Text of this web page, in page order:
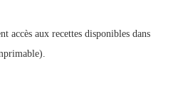
accès aux recettes disponibles dans